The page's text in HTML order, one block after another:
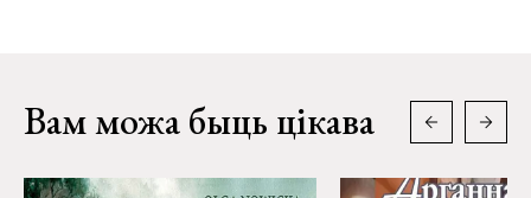
Вам можа быць цікава